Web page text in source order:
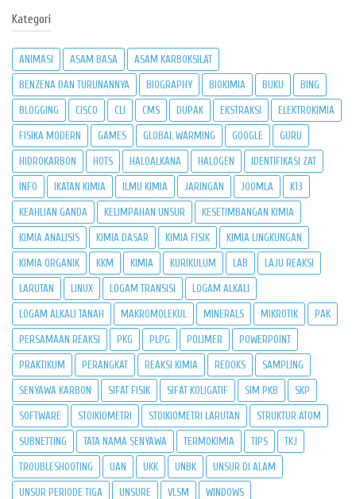
Kategori
ANIMASI ASAM BASA ASAM KARBOKSILAT
BENZENA DAN TURUNANNYA BIOGRAPHY BIOKIMIA BUKU BING
BLOGGING CISCO CLI CMS DUPAK EKSTRAKSI ELEKTROKIMIA
FISIKA MODERN GAMES GLOBAL WARMING GOOGLE GURU
HIDROKARBON HOTS HALOALKANA HALOGEN IDENTIFIKASI ZAT
INFO IKATAN KIMIA ILMU KIMIA JARINGAN JOOMLA K13
KEAHLIAN GANDA KELIMPAHAN UNSUR KESETIMBANGAN KIMIA
KIMIA ANALISIS KIMIA DASAR KIMIA FISIK KIMIA LINGKUNGAN
KIMIA ORGANIK KKM KIMIA KURIKULUM LAB LAJU REAKSI
LARUTAN LINUX LOGAM TRANSISI LOGAM ALKALI
LOGAM ALKALI TANAH MAKROMOLEKUL MINERALS MIKROTIK PAK
PERSAMAAN REAKSI PKG PLPG POLIMER POWERPOINT
PRAKTIKUM PERANGKAT REAKSI KIMIA REDOKS SAMPLING
SENYAWA KARBON SIFAT FISIK SIFAT KOLIGATIF SIM PKB SKP
SOFTWARE STOIKIOMETRI STOIKIOMETRI LARUTAN STRUKTUR ATOM
SUBNETTING TATA NAMA SENYAWA TERMOKIMIA TIPS TKJ
TROUBLESHOOTING UAN UKK UNBK UNSUR DI ALAM
UNSUR PERIODE TIGA UNSURE VLSM WINDOWS